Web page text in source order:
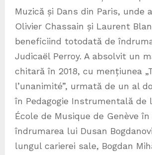
Muzică și Dans din Paris, unde
Olivier Chassain și Laurent
beneficiind totodată de
Judicaël Perroy. A absolvit un
chitară în 2018, cu mențiunea
l’unanimité”, urmată de un al
în Pedagogie Instrumentală de
École de Musique de Genève în
îndrumarea lui Dusan
lungul carierei sale, Bogdan